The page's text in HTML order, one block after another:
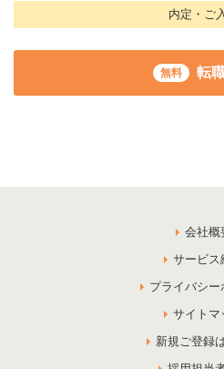
内定・ご
無料 転
会社概
サービス
プライバシー
サイトマ
新規ご登録